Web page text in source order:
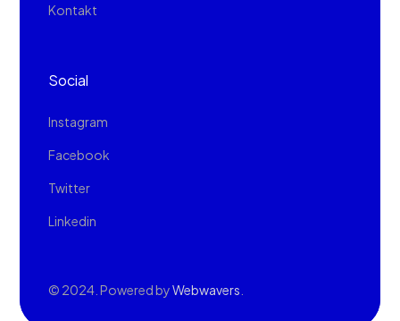
Kontakt
Social
Instagram
Facebook
Twitter
Linkedin
© 2024. Powered byWebwavers